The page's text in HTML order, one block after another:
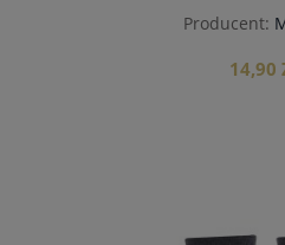
Producent:
14,90